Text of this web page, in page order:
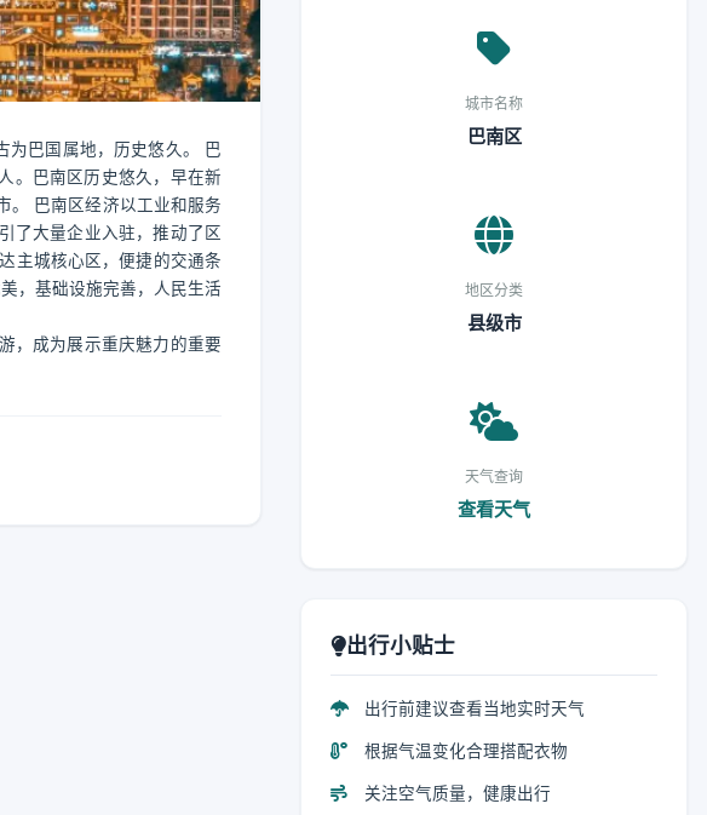
为巴国属地，历史悠久。 巴
。巴南区历史悠久，早在新
。 巴南区经济以工业和服务
了大量企业入驻，推动了区
主城核心区，便捷的交通条
，基础设施完善，人民生活
，成为展示重庆魅力的重要
城市名称
巴南区
地区分类
县级市
天气查询
查看天气
出行小贴士
出行前建议查看当地实时天气
根据气温变化合理搭配衣物
关注空气质量，健康出行